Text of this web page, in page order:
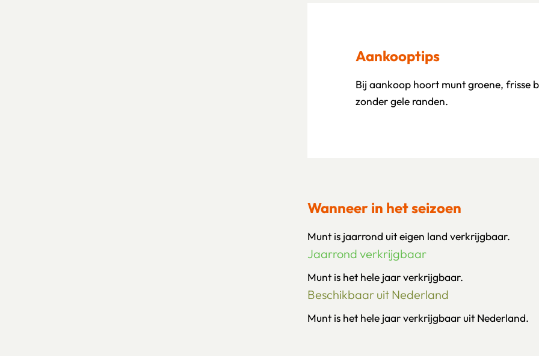
Aankooptips
Bij aankoop hoort munt groene, frisse
zonder gele randen.
Wanneer in het seizoen
Munt is jaarrond uit eigen land verkrijgbaar.
Jaarrond verkrijgbaar
Munt is het hele jaar verkrijgbaar.
Beschikbaar uit Nederland
Munt is het hele jaar verkrijgbaar uit Nederland.